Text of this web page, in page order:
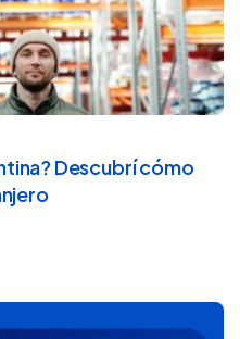
Descubrí cómo